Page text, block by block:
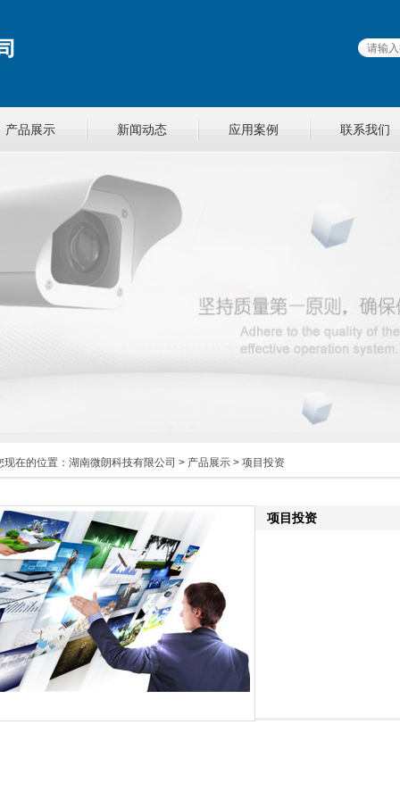
产品展示 新闻动态 应用案例 联系我们
现在的位置： 湖南微朗科技有限公司 > 产品展示 > 项目投资
项目投资